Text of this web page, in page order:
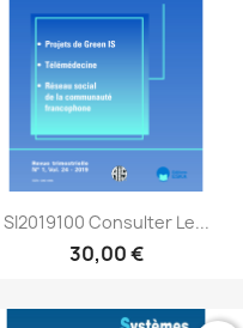
Aperçu rapide
SI2019100 Consulter Le...
30,00 €